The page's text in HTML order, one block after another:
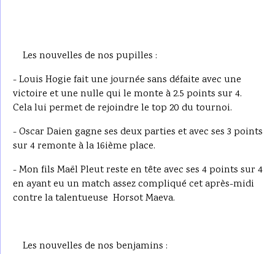
Les nouvelles de nos pupilles :
- Louis Hogie fait une journée sans défaite avec une
victoire et une nulle qui le monte à 2.5 points sur 4.
Cela lui permet de rejoindre le top 20 du tournoi.
- Oscar Daien gagne ses deux parties et avec ses 3 points
sur 4 remonte à la 16ième place.
- Mon fils Maël Pleut reste en tête avec ses 4 points sur 4
en ayant eu un match assez compliqué cet après-midi
contre la talentueuse Horsot Maeva.
Les nouvelles de nos benjamins :